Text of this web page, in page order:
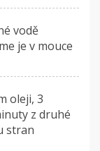
vodě
je v mouce
oleji, 3
z druhé
stran